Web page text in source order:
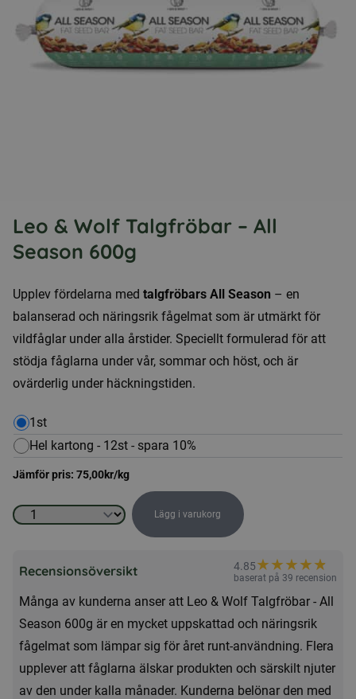
Leo & Wolf Talgfröbar – All
Season 600g
Upplev fördelarna med talgfröbars All Season – en
balanserad och näringsrik fågelmat som är utmärkt för
vildfåglar under alla årstider. Speciellt formulerad för att
stödja fåglarna under vår, sommar och höst, och är
ovärderlig under häckningstiden.
1st
Hel kartong - 12st - spara 10%
Jämför pris: 75,00kr/kg
Leo
Wolf
Season
600g
Lägg i varukorg
Recensionsöversikt 4.85★★★★★
★
baserat på 39 recension
Många av kunderna anser att Leo & Wolf Talgfröbar - All
Season 600g är en mycket uppskattad och näringsrik
fågelmat som lämpar sig för året runt-användning. Flera
upplever att fåglarna älskar produkten och särskilt njuter
av den under kalla månader. Kunderna belönar den med